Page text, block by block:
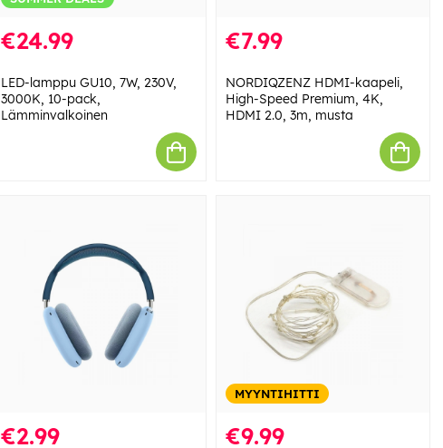
€24.99
LED-lamppu GU10, 7W, 230V,
3000K, 10-pack,
Lämminvalkoinen
€7.99
NORDIQZENZ HDMI-kaapeli,
High-Speed Premium, 4K,
HDMI 2.0, 3m, musta
€2.99
MYYNTIHITTI
€9.99